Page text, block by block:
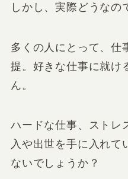
しかし、実際どうなの
多くの人にとって、仕
提。好きな仕事に就け
ん。
ハードな仕事、ストレ
入や出世を手に入れて
ないでしょうか？